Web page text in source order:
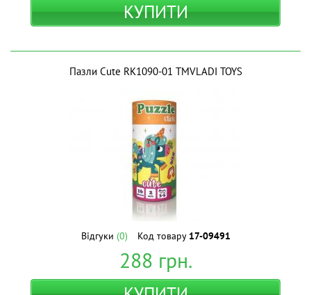
КУПИТИ
Пазли Cute RK1090-01 ТМVLADI TOYS
Відгуки (0) Код товару 17-09491
288 грн.